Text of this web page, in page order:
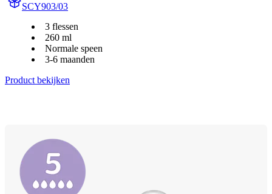
SCY903/03
3 flessen
260 ml
Normale speen
3-6 maanden
Product bekijken